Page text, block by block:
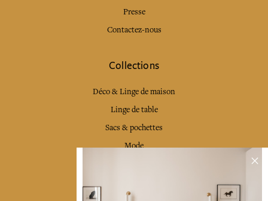
Presse
Contactez-nous
Collections
Déco & Linge de maison
Linge de table
Sacs & pochettes
Mode